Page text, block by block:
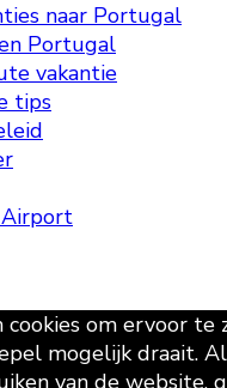
naar Portugal
Portugal
vakantie
tips
Airport
om ervoor te
mogelijk draait.